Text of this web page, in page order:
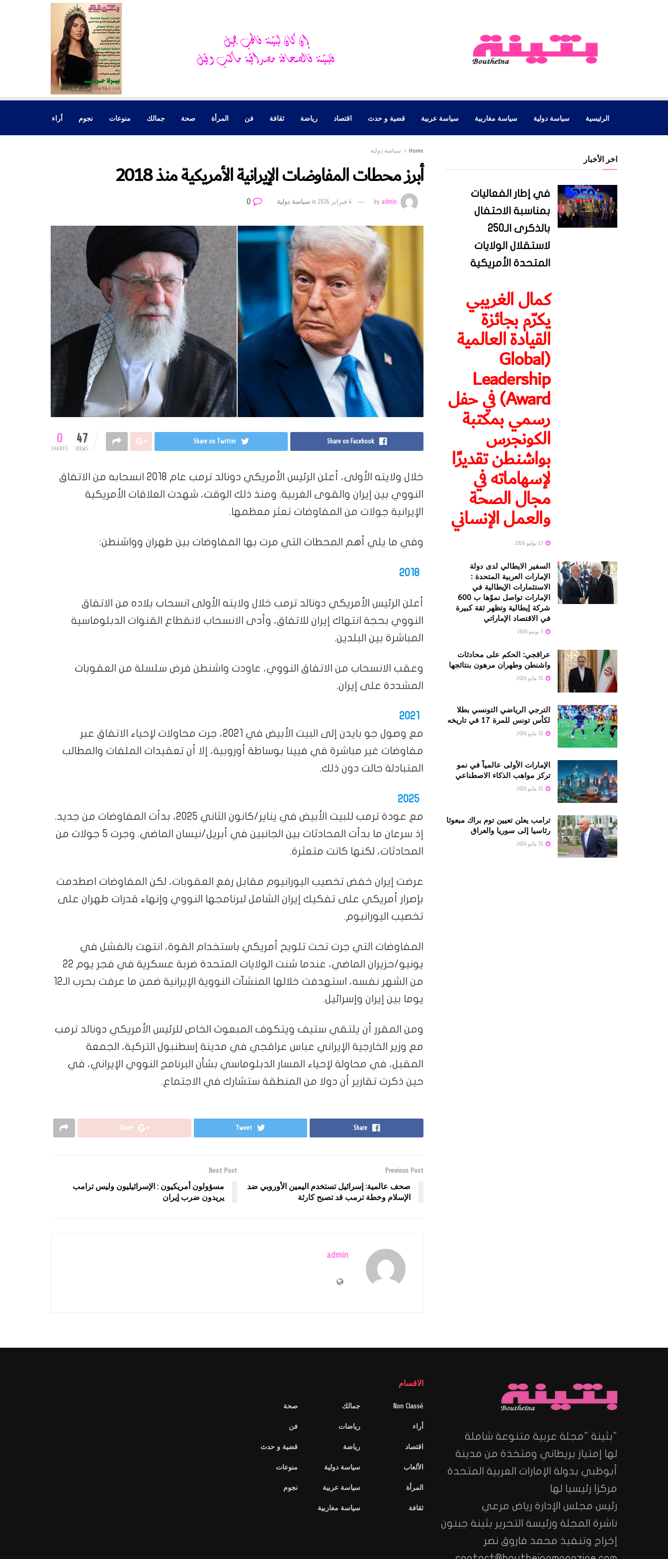
الرئيسية سياسة دولية سياسة مغاربية سياسة عربية قضية و حدث اقتصاد رياضة ثقافة فن المرأة صحة جمالك منوعات نجوم أراء
Home سياسة دولية
أبرز محطات المفاوضات الإيرانية الأمريكية منذ 2018
byadmin 4 فبراير 2026 inسياسة دولية
0
SHARES 47
VIEWS
Share on Facebook
Share on Twitter
خلال ولايته الأولى، أعلن الرئيس الأمريكي دونالد ترمب عام 2018 انسحابه من الاتفاق
النووي بين إيران والقوى الغربية. ومنذ ذلك الوقت، شهدت العلاقات الأمريكية
الإيرانية جولات من المفاوضات تعثر معظمها.
وفي ما يلي أهم المحطات التي مرت بها المفاوضات بين طهران وواشنطن:
2018
أعلن الرئيس الأمريكي دونالد ترمب خلال ولايته الأولى انسحاب بلاده من الاتفاق
النووي بحجة انتهاك إيران للاتفاق، وأدى الانسحاب لانقطاع القنوات الدبلوماسية
المباشرة بين البلدين.
وعقب الانسحاب من الاتفاق النووي، عاودت واشنطن فرض سلسلة من العقوبات
المشددة على إيران.
2021
مع وصول جو بايدن إلى البيت الأبيض في 2021، جرت محاولات لإحياء الاتفاق عبر
مفاوضات غير مباشرة في فيينا بوساطة أوروبية، إلا أن تعقيدات الملفات والمطالب
المتبادلة حالت دون ذلك.
2025
مع عودة ترمب للبيت الأبيض في يناير/كانون الثاني 2025، بدأت المفاوضات من جديد.
إذ سرعان ما بدأت المحادثات بين الجانبين في أبريل/نيسان الماضي. وجرت 5 جولات من
المحادثات، لكنها كانت متعثرة.
عرضت إيران خفض تخصيب اليورانيوم مقابل رفع العقوبات، لكن المفاوضات اصطدمت
بإصرار أمريكي على تفكيك إيران الشامل لبرنامجها النووي وإنهاء قدرات طهران على
تخصيب اليورانيوم.
المفاوضات التي جرت تحت تلويح أمريكي باستخدام القوة، انتهت بالفشل في
يونيو/حزيران الماضي، عندما شنت الولايات المتحدة ضربة عسكرية في فجر يوم 22
من الشهر نفسه، استهدفت خلالها المنشآت النووية الإيرانية ضمن ما عرفت بحرب الـ12
يوما بين إيران وإسرائيل.
ومن المقرر أن يلتقي ستيف ويتكوف المبعوث الخاص للرئيس الأمريكي دونالد ترمب
مع وزير الخارجية الإيراني عباس عراقجي في مدينة إسطنبول التركية، الجمعة
المقبل، في محاولة لإحياء المسار الدبلوماسي بشأن البرنامج النووي الإيراني، في
حين ذكرت تقارير أن دولا من المنطقة ستشارك في الاجتماع.
Share
Tweet
Share
Previous Post
صحف عالمية: إسرائيل تستخدم اليمين الأوروبي ضد
الإسلام وخطة ترمب قد تصبح كارثة
Next Post
مسؤولون أمريكيون : الإسرائيليون وليس ترامب
يريدون ضرب إيران
admin
اخر الأخبار
في إطار الفعاليات
بمناسبة الاحتفال
بالذكرى الـ250
لاستقلال الولايات
المتحدة الأمريكية
كمال الغريبي
يكرّم بجائزة
القيادة العالمية
(Global
Leadership
Award) في حفل
رسمي بمكتبة
الكونجرس
بواشنطن تقديرًا
لإسهاماته في
مجال الصحة
والعمل الإنساني
السفير الايطالي لدى دولة
الإمارات العربية المتحدة :
الاستثمارات الإيطالية في
الإمارات تواصل نموّها ب 600
شركة إيطالية وتظهر ثقة كبيرة
في الاقتصاد الإماراتي
عراقجي: الحكم على محادثات
واشنطن وطهران مرهون بنتائجها
الترجي الرياضي التونسي بطلا
لكأس تونس للمرة 17 في تاريخه
الإمارات الأولى عالمياً في نمو
تركز مواهب الذكاء الاصطناعي
ترامب يعلن تعيين توم براك مبعوثا
رئاسيا إلى سوريا والعراق
"بثينة "مجلة عربية متنوعة شاملة
لها إمتياز بريطاني ومتخذة من مدينة
أبوظبي بدولة الإمارات العربية المتحدة
مركزا رئيسيا لها
رئيس مجلس الإدارة رياض مرعي
ناشرة المجلة ورئيسة التحرير بثينة جبنون
إخراج وتنفيذ محمد فاروق نصر
الاقسام
Non Classé
أراء
اقتصاد
الألعاب
المرأة
ثقافة
جمالك
رياضات
رياضة
سياسة دولية
سياسة عربية
سياسة مغاربية
صحة
فن
قضية و حدث
منوعات
نجوم